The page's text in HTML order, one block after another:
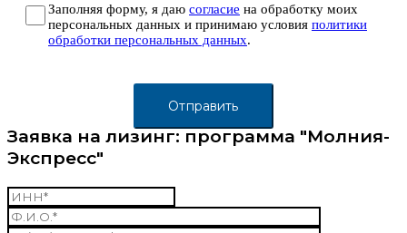
Заполняя форму, я даю согласие на обработку моих
персональных данных и принимаю условия политики
обработки персональных данных.
Заявка на лизинг: программа "Молния-
Экспресс"